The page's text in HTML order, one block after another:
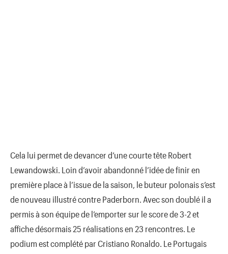
Cela lui permet de devancer d’une courte tête Robert
Lewandowski. Loin d’avoir abandonné l’idée de finir en
première place à l’issue de la saison, le buteur polonais s’est
de nouveau illustré contre Paderborn. Avec son doublé il a
permis à son équipe de l’emporter sur le score de 3-2 et
affiche désormais 25 réalisations en 23 rencontres. Le
podium est complété par Cristiano Ronaldo. Le Portugais